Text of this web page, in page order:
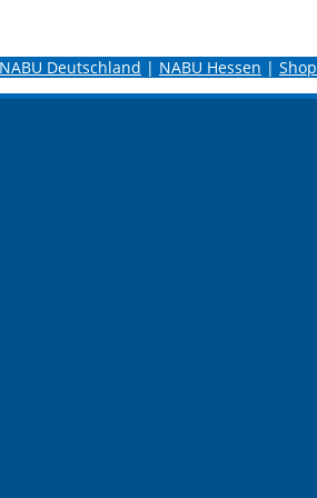
NABU Deutschland | NABU Hessen | Shop